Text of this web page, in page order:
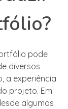
pode
diversos
a experiência
projeto. Em
algumas